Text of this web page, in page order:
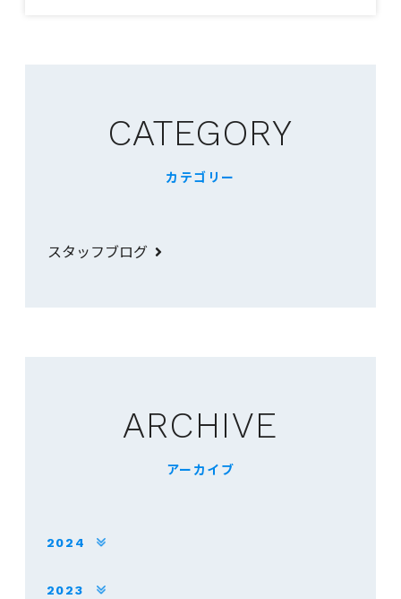
CATEGORY
カテゴリー
スタッフブログ
ARCHIVE
アーカイブ
2024
2023